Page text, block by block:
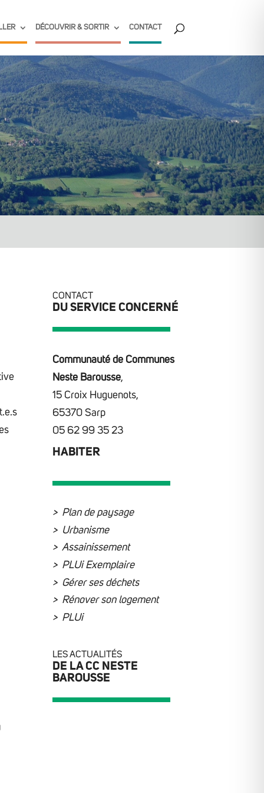
DÉCOUVRIR & SORTIR CONTACT
CONTACT
DU SERVICE CONCERNÉ
Communauté de Communes
Neste Barousse,
15 Croix Huguenots,
65370 Sarp
05 62 99 35 23
HABITER
Plan de paysage
Urbanisme
Assainissement
PLUi Exemplaire
Gérer ses déchets
Rénover son logement
PLUi
LES ACTUALITÉS
DE LA CC NESTE
BAROUSSE